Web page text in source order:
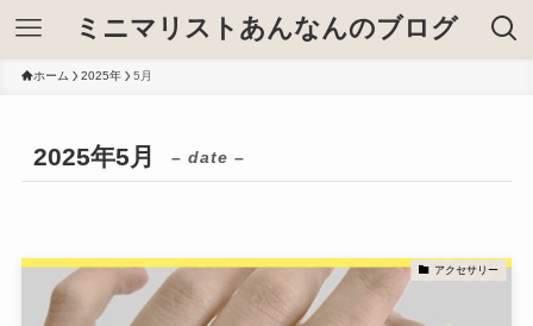
ミニマリストあんなんのブログ
ホーム 2025年 5月
2025年5月 – date –
アクセサリー